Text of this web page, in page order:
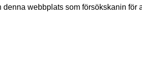
webbplats som försökskanin för